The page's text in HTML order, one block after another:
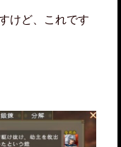
けど、これです